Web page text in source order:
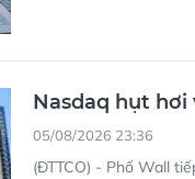
Nasdaq hụt hơi
05/08/2026 23:36
(ĐTTCO) - Phố Wall